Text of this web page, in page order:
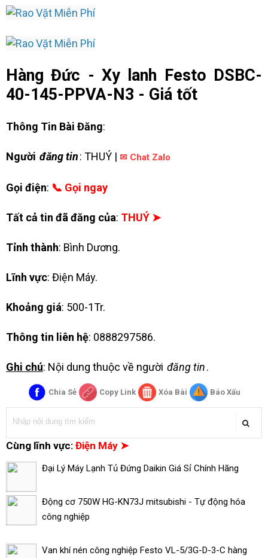
Hàng Đức - Xy lanh Festo DSBC-
40-145-PPVA-N3 - Giá tốt
Thông Tin Bài Đăng:
Người đăng tin: THUÝ | ✉ Chat Zalo
Gọi điện: 📞 Gọi ngay
Tất cả tin đã đăng của: THUÝ ➤
Tỉnh thành: Bình Dương.
Lĩnh vực: Điện Máy.
Khoảng giá: 500-1Tr.
Thông tin liên hệ: 0888297586.
Ghi chú: Nội dung thuộc về người đăng tin.
Chia Sẻ Copy Link Xóa Bài Báo Xấu
Cùng lĩnh vực: Điện Máy ➤
Đại Lý Máy Lạnh Tủ Đứng Daikin Giá Sỉ Chính Hãng
Động cơ 750W HG-KN73J mitsubishi - Tự động hóa
công nghiệp
Van khí nén công nghiệp Festo VL-5/3G-D-3-C hàng